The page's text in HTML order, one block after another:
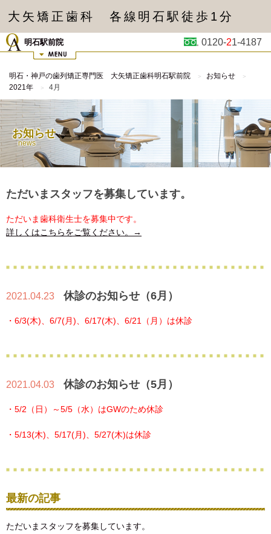
大矢矯正歯科 各線明石駅徒歩1分
明石駅前院 0120-21-4187
明石・神戸の歯列矯正専門医 大矢矯正歯科明石駅前院
お知らせ
2021年
4月
お知らせ
news
ただいまスタッフを募集しています。
ただいま歯科衛生士を募集中です。
詳しくはこちらをご覧ください。→
2021.04.23 休診のお知らせ（6月）
・6/3(木)、6/7(月)、6/17(木)、6/21（月）は休診
2021.04.03 休診のお知らせ（5月）
・5/2（日）～5/5（水）はGWのため休診
・5/13(木)、5/17(月)、5/27(木)は休診
最新の記事
ただいまスタッフを募集しています。